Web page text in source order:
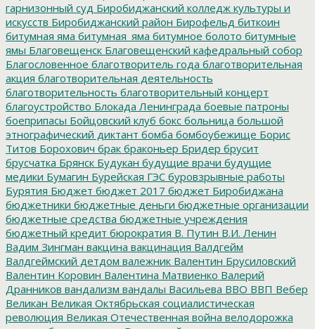
гарнизонный суд Биробиджанский колледж культуры и
искусств Биробиджанский район Бирофельд биткоин
битумная яма битумная_яма битумное болото битумные
ямы Благовещенск Благовещенский кафедральный собор
Благословенное благотворитель года благотворительная
акция благотворительная деятельность
благотворительность благотворительный концерт
благоустройство Блокада Ленинграда боевые патроны
боеприпасы Бойцовский клуб бокс больница большой
этнографический диктант бомба бомбоубежище Борис
Титов Борохович брак браконьер Бридер брусит
брусчатка Брянск Будукан будущие врачи будущие
медики Бумагин Бурейская ГЭС буровзрывные работы
Бурятия Бюджет бюджет 2017 бюджет Биробиджана
бюджетники бюджетные деньги бюджетные организации
бюджетные средства бюджетные учреждения
бюджетный кредит бюрократия В. Путин В.И. Ленин
Вадим Зингман вакцина вакцинация Валдгейм
Валдгеймский детдом валежник Валентин Брусиловский
Валентин Коровин Валентина Матвиенко Валерий
Дранников вандализм вандалы Васильева ВВО ВВП Вебер
Великан Великая Октябрьская социалистическая
революция Великая Отечественная война велодорожка